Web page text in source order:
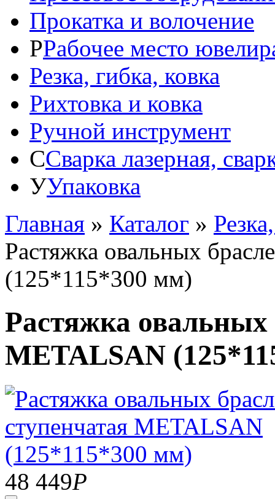
Прокатка и волочение
РРабочее место
Резка, гибка, ковка
Рихтовка и ковка
Ручной инструмент
ССварка лазерная,
УУпаковка
Главная » Каталог »
Растяжка овальных
(125*115*300 мм)
Растяжка овальных
METALSAN
48 449Р